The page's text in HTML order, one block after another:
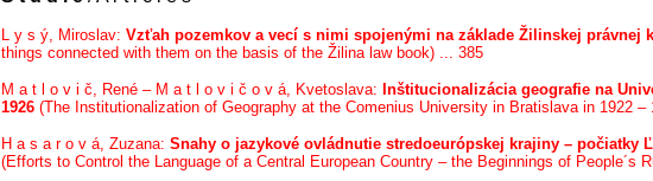
L y s ý, Miroslav: Vzťah pozemkov a vecí s nimi spojenými na základe Žilinskej právnej
things connected with them on the basis of the Žilina law book) ... 385
M a t l o v i č, René – M a t l o v i č o v á, Kvetoslava: Inštitucionalizácia geografie na
1926 (The Institutionalization of Geography at the Comenius University in Bratislava in 1922 –
H a s a r o v á, Zuzana: Snahy o jazykové ovládnutie stredoeurópskej krajiny – počiatky
(Efforts to Control the Language of a Central European Country – the Beginnings of People´s